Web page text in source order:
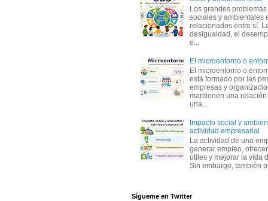
Los grandes
sociales y ambientales
relacionados entre sí.
desigualdad, el
e...
El microentorno o
El microentorno o
está formado por las
empresas y
mantienen una
una...
Impacto social y
actividad empresarial
La actividad de una
generar empleo,
útiles y mejorar la vida
Sin embargo, también
Sígueme en Twitter